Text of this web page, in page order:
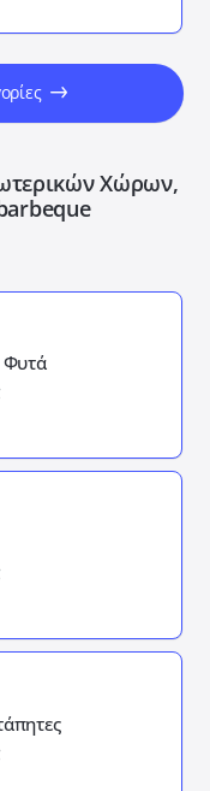
Xώρων,
Φυτά